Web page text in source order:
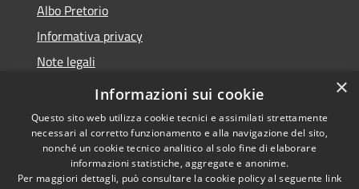
Albo Pretorio
Informativa privacy
Note legali
Dichiarazione di accessibilità 2025
Copyright © 2026 • Comune di
×
Informazioni sui cookie
Questo sito web utilizza cookie tecnici e assimilati strettamente
necessari al corretto funzionamento e alla navigazione del sito,
nonché un cookie tecnico analitico al solo fine di elaborare
informazioni statistiche, aggregate e anonime.
Per maggiori dettagli, può consultare la cookie policy al seguente link